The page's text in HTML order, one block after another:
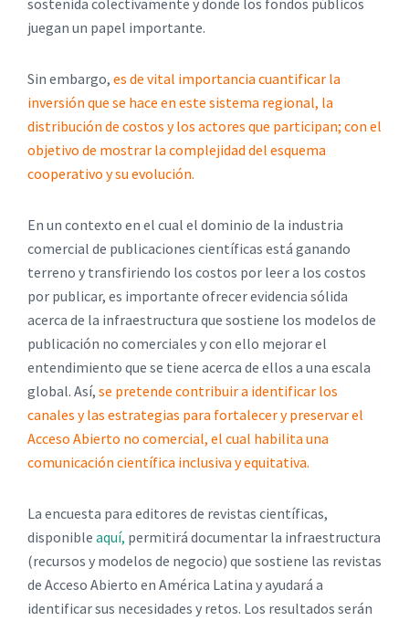
juegan un papel importante.
Sin embargo, es de vital importancia cuantificar la
inversión que se hace en este sistema regional, la
distribución de costos y los actores que participan; con el
objetivo de mostrar la complejidad del esquema
cooperativo y su evolución.
En un contexto en el cual el dominio de la industria
comercial de publicaciones científicas está ganando
terreno y transfiriendo los costos por leer a los costos
por publicar, es importante ofrecer evidencia sólida
acerca de la infraestructura que sostiene los modelos de
publicación no comerciales y con ello mejorar el
entendimiento que se tiene acerca de ellos a una escala
global. Así, se pretende contribuir a identificar los
canales y las estrategias para fortalecer y preservar el
Acceso Abierto no comercial, el cual habilita una
comunicación científica inclusiva y equitativa.
La encuesta para editores de revistas científicas,
disponible aquí, permitirá documentar la infraestructura
(recursos y modelos de negocio) que sostiene las revistas
de Acceso Abierto en América Latina y ayudará a
identificar sus necesidades y retos. Los resultados serán